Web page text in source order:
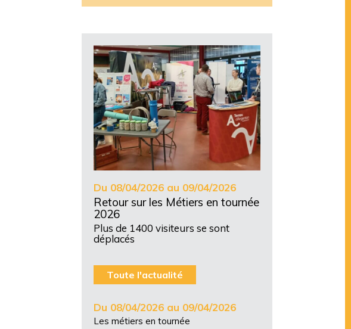
Du 08/04/2026 au 09/04/2026
Retour sur les Métiers en tournée
2026
Plus de 1400 visiteurs se sont
déplacés
Toute l'actualité
Du 08/04/2026 au 09/04/2026
Les métiers en tournée